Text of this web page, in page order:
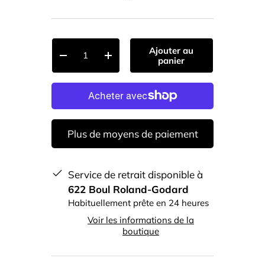
Qté
-
+
Ajouter au
panier
Plus de moyens de paiement
Service de retrait disponible à
622 Boul Roland-Godard
Habituellement prête en 24 heures
Voir les informations de la
boutique